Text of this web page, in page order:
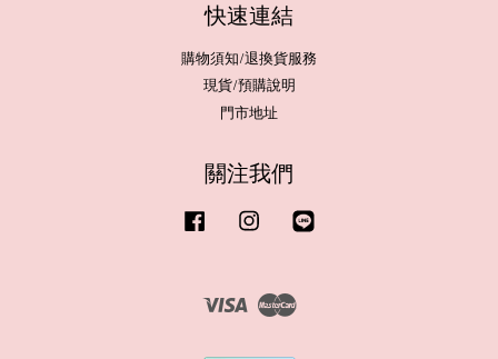
快速連結
購物須知/退換貨服務
現貨/預購說明
門市地址
關注我們
Facebook Instagram
Visa Master